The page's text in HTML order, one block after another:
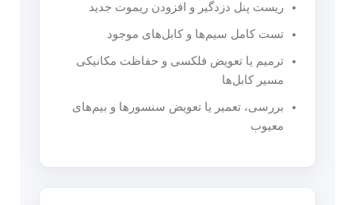
ریست پنل دزدگیر و افزودن ریموت جدید
تست کامل سیم‌ها و کابل‌های موجود
ترمیم یا تعویض فلکسی و حفاظت مکانیکی
مسیر کابل‌ها
بررسی، تعمیر یا تعویض سنسورها و بیم‌های
معیوب